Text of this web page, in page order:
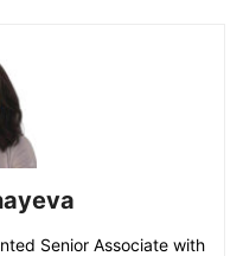
Senior Associate with